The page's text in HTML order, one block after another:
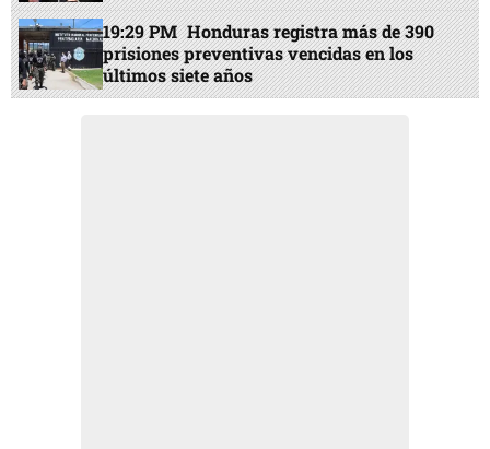
19:29 PM Honduras registra más de 390
prisiones preventivas vencidas en los
últimos siete años